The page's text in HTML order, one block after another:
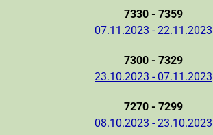
7330 - 7359
07.11.2023 - 22.11.2023
7300 - 7329
23.10.2023 - 07.11.2023
7270 - 7299
08.10.2023 - 23.10.2023